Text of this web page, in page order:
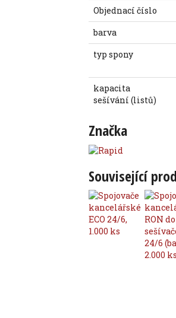
Objednací číslo
barva
typ spony
kapacita
sešívání (listů)
Značka
Související